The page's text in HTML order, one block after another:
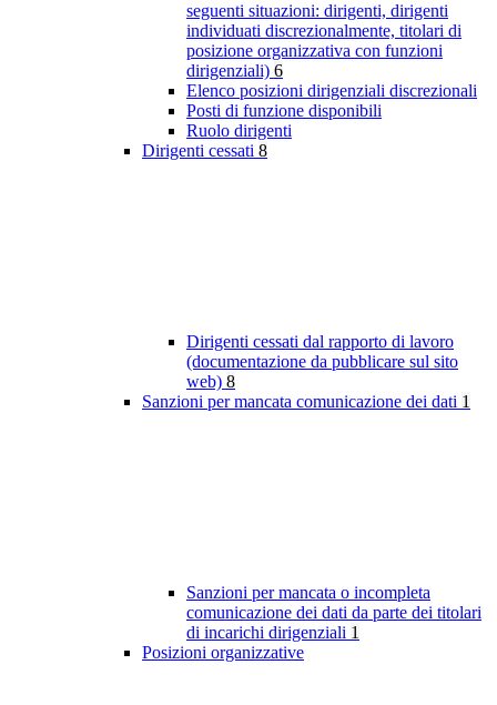
seguenti situazioni: dirigenti, dirigenti
individuati discrezionalmente, titolari di
posizione organizzativa con funzioni
dirigenziali) 6
Elenco posizioni dirigenziali discrezionali
Posti di funzione disponibili
Ruolo dirigenti
Dirigenti cessati 8
Dirigenti cessati dal rapporto di lavoro
(documentazione da pubblicare sul sito
web) 8
Sanzioni per mancata comunicazione dei dati 1
Sanzioni per mancata o incompleta
comunicazione dei dati da parte dei titolari
di incarichi dirigenziali 1
Posizioni organizzative